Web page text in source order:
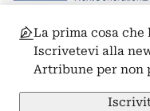
© 2011-2026 ARTRIBUNE
00186 Roma - P.I.
Privacy: Responsabile
ARTRIBUNE srl – Corso
La prima cosa
Iscrivetevi alla
Artribune per non